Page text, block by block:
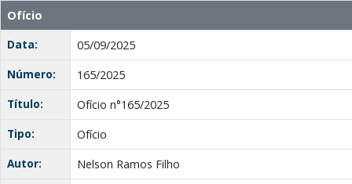
Ofício
Data:
05/09/2025
Número:
165/2025
Título:
Ofício n°165/2025
Tipo:
Ofício
Autor:
Nelson Ramos Filho